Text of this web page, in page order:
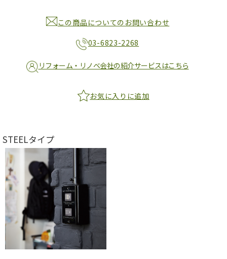
この商品についてのお問い合わせ
03-6823-2268
リフォーム・リノベ会社の紹介サービスはこちら
お気に入りに追加
STEELタイプ